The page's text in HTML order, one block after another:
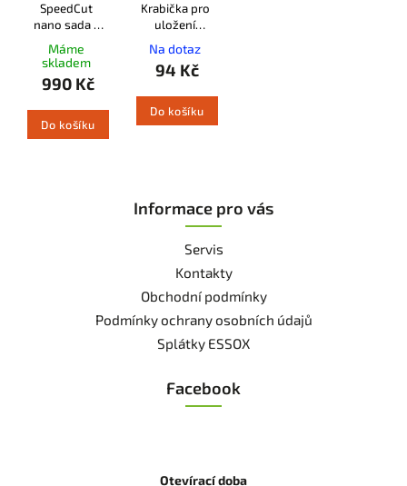
SpeedCut
nano sada -
Lišta+řetěz+řetězka
1.1 .325" 59 čl.
Máme
skladem
990 Kč
Do košíku
Krabička pro
uložení
pilových
řetězů STIHL
Na dotaz
94 Kč
Do košíku
Informace pro vás
Servis
Kontakty
Obchodní podmínky
Podmínky ochrany osobních údajů
Splátky ESSOX
Facebook
Otevírací doba